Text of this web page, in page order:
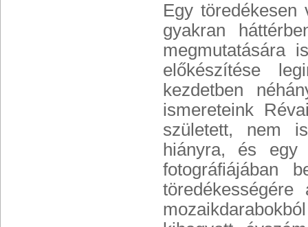
Egy
gyakran
megmutatására
előkészítése
kezdetben
ismereteink
született, nem
hiányra, és egy
fotográfiájában